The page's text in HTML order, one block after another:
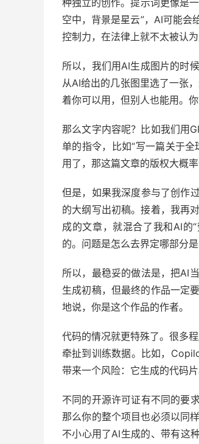
种独立的创作。提示词更像是
空中，背景是星云”，AI可能会
控制力，在法律上就不太被认为
所以，我们用AI生成图片的时
从AI给出的几张图里选了一张
着你可以用，但别人也能用。
那么文字内容呢？比如我们用
单的指令，比如“写一篇关于
用了，那这篇文章的版权大概率
但是，如果我深度参与了创作
的大纲写出初稿。接着，我再
成的文章，就混合了我和AI的
的。问题是怎么去界定哪部分
所以，最稳妥的做法是，把AI
生成初稿，但最终的作品一定
地说，你是这个作品的作者。
代码的情况就更特殊了。很多
牵扯到训练数据。比如，
带来一个风险：它生成的代码
不同的开源许可证有不同的要
那么你的整个项目也必须以同
不小心用了AI生成的、带有这